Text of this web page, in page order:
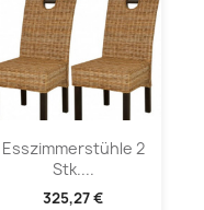
Esszimmerstühle 2
Stk....
325,27 €